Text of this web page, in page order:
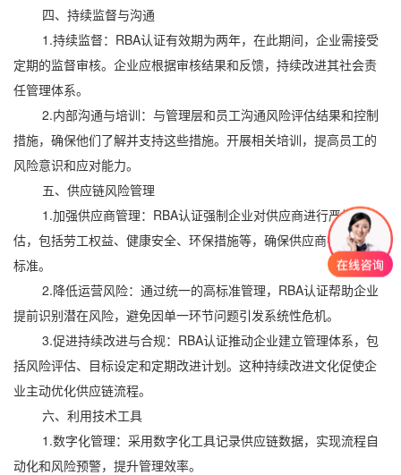
四、持续监督与沟通
1.持续监督：RBA认证有效期为两年，在此期间，企业需接受
定期的监督审核。企业应根据审核结果和反馈，持续改进其社会责
任管理体系。
2.内部沟通与培训：与管理层和员工沟通风险评估结果和控制
措施，确保他们了解并支持这些措施。开展相关培训，提高员工的
风险意识和应对能力。
五、供应链风险管理
1.加强供应商管理：RBA认证强制企业对供应商进行严格评
估，包括劳工权益、健康安全、环保措施等，确保供应商符合国际
标准。
2.降低运营风险：通过统一的高标准管理，RBA认证帮助企业
提前识别潜在风险，避免因单一环节问题引发系统性危机。
3.促进持续改进与合规：RBA认证推动企业建立管理体系，包
括风险评估、目标设定和定期改进计划。这种持续改进文化促使企
业主动优化供应链流程。
六、利用技术工具
1.数字化管理：采用数字化工具记录供应链数据，实现流程自
动化和风险预警，提升管理效率。